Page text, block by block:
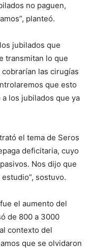
no paguen,
planteó.
jubilados que
transmitan lo que
las cirugías
que esto
los jubilados que ya
el tema de Seros
deficitaria, cuyo
Nos dijo que
sostuvo.
el aumento del
de 800 a 3000
contexto del
que se olvidaron